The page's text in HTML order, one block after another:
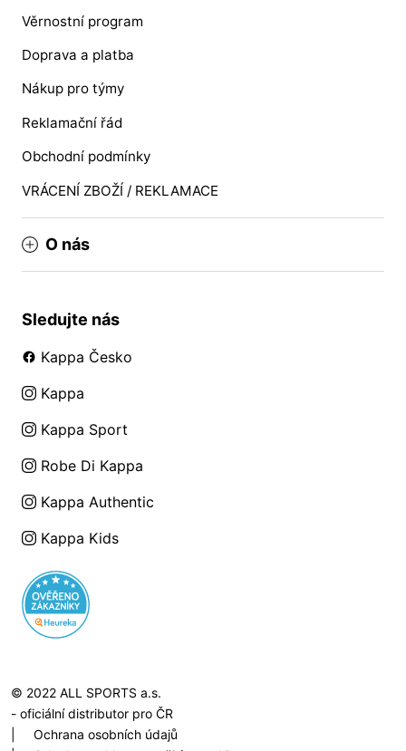
Věrnostní program
Doprava a platba
Nákup pro týmy
Reklamační řád
Obchodní podmínky
VRÁCENÍ ZBOŽÍ / REKLAMACE
O nás
Sledujte nás
Kappa Česko
Kappa
Kappa Sport
Robe Di Kappa
Kappa Authentic
Kappa Kids
© 2022 ALL SPORTS a.s.
- oficiální distributor pro ČR
Ochrana osobních údajů